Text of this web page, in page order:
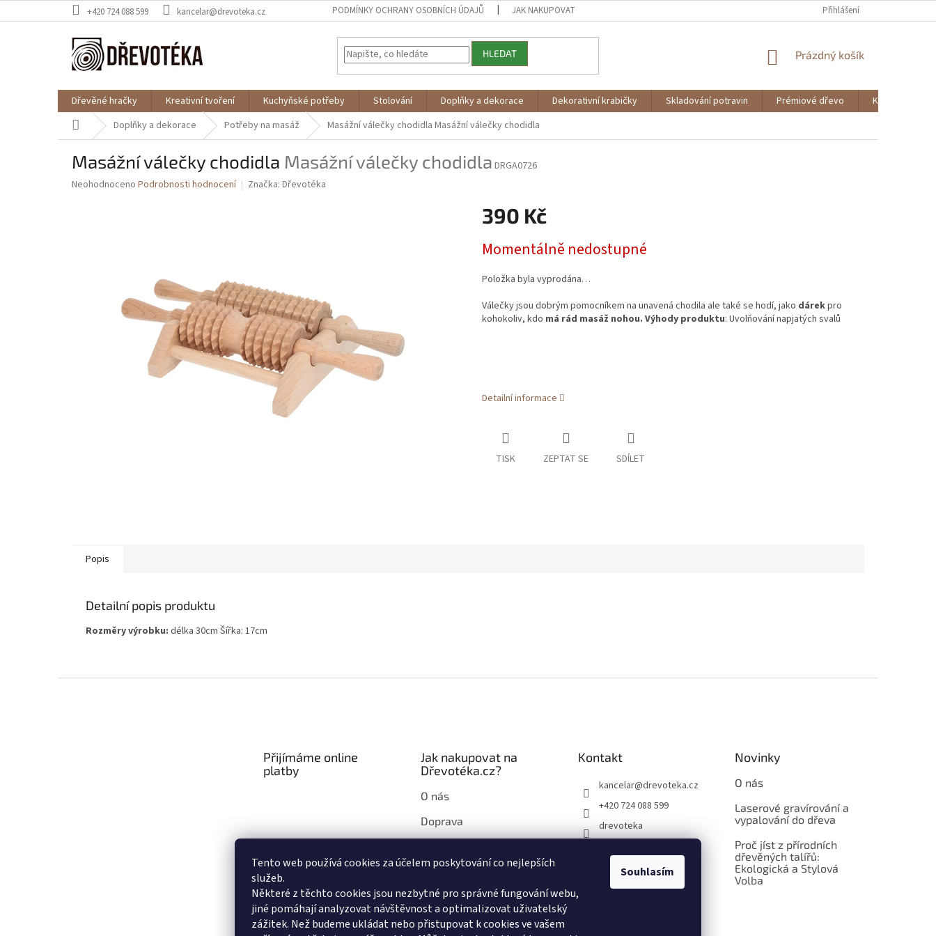
Tento web používá cookies za účelem poskytování co nejlepších
služeb.
Některé z těchto cookies jsou nezbytné pro správné fungování webu,
jiné pomáhají analyzovat návštěvnost a optimalizovat uživatelský
zážitek. Než budeme ukládat nebo přistupovat k cookies ve vašem
Souhlasím
na
+420 724 088 599 kancelar@drevoteka.cz PODMÍNKY OCHRANY OSOBNÍCH ÚDAJŮ JAK NAKUPOVAT Přihlášení
HLEDAT
NÁKUPNÍ
Prázdný košík
Dřevěné hračky Kreativní tvoření Kuchyňské potřeby Stolování Doplňky a dekorace Dekorativní krabičky Skladování potravin Prémiové dřevo
Knihy
Domů Doplňky a dekorace Potřeby na masáž Masážní válečky chodidla Masážní válečky chodidla
Masážní válečky chodidla Masážní válečky chodidla DRGA0726
Průměrné
Neohodnoceno Podrobnosti hodnocení Značka: Dřevotéka
390 Kč
cena:
Momentálně nedostupné
Položka byla vyprodána…
Válečky jsou dobrým pomocníkem na unavená chodila ale také se hodí, jako dárekpro
kohokoliv, kdo má rád masáž nohou. Výhody produktu: Uvolňování napjatých svalů
Detailní informace
TISK ZEPTAT SE SDÍLET
Popis
Detailní popis produktu
Rozměry výrobku: délka 30cm Šířka: 17cm
Přijímáme online
platby
Jak nakupovat na
Dřevotéka.cz?
O nás
Doprava
Dřevotéka.cz
Kontakt
kancelar@drevoteka.cz
+420 724 088 599
drevoteka
Novinky
O nás
Laserové gravírování a
vypalování do dřeva
Proč jíst z přírodních
dřevěných talířů:
Ekologická a Stylová
Volba